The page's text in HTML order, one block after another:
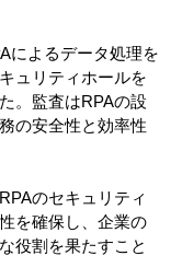
によるデータ処理を
ュリティホールを
。監査はRPAの設
の安全性と効率性
のセキュリティ
を確保し、企業の
役割を果たすこと